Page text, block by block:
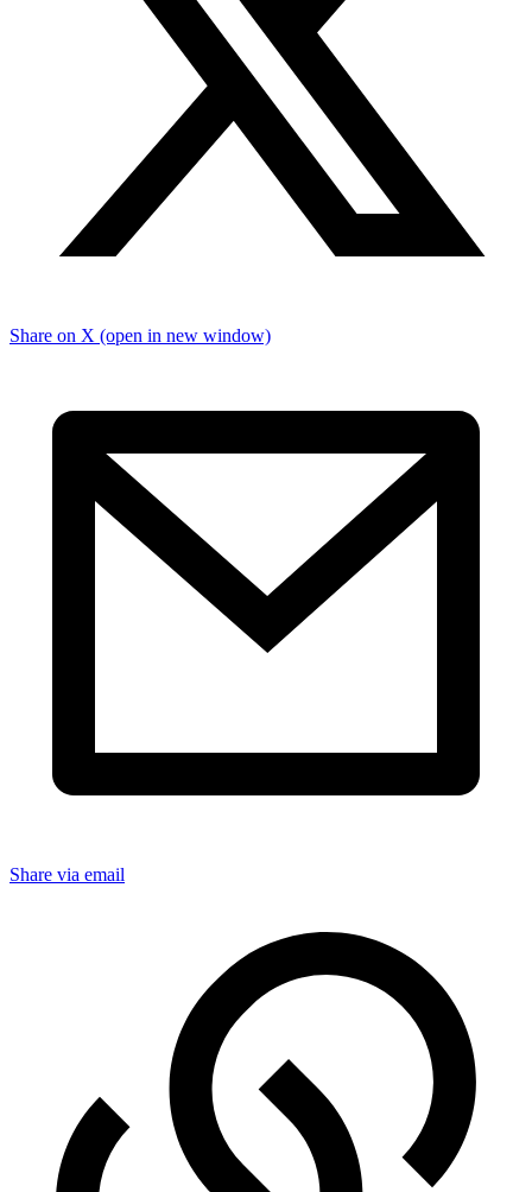
Share on X (open in new window)
Share via email